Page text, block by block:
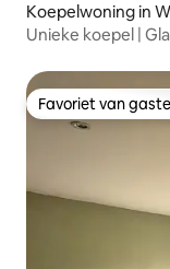
Koepelwoning in
Unieke koepel |
Favoriet van
Favoriet van